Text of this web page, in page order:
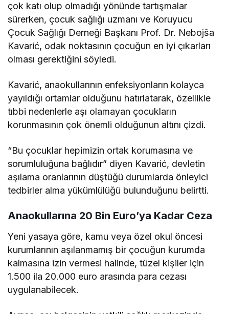
çok katı olup olmadığı yönünde tartışmalar
sürerken, çocuk sağlığı uzmanı ve Koruyucu
Çocuk Sağlığı Derneği Başkanı Prof. Dr. Nebojša
Kavarić, odak noktasının çocuğun en iyi çıkarları
olması gerektiğini söyledi.
Kavarić, anaokullarının enfeksiyonların kolayca
yayıldığı ortamlar olduğunu hatırlatarak, özellikle
tıbbi nedenlerle aşı olamayan çocukların
korunmasının çok önemli olduğunun altını çizdi.
“Bu çocuklar hepimizin ortak korumasına ve
sorumluluğuna bağlıdır” diyen Kavarić, devletin
aşılama oranlarının düştüğü durumlarda önleyici
tedbirler alma yükümlülüğü bulunduğunu belirtti.
Anaokullarına 20 Bin Euro’ya Kadar Ceza
Yeni yasaya göre, kamu veya özel okul öncesi
kurumlarının aşılanmamış bir çocuğun kurumda
kalmasına izin vermesi halinde, tüzel kişiler için
1.500 ila 20.000 euro arasında para cezası
uygulanabilecek.